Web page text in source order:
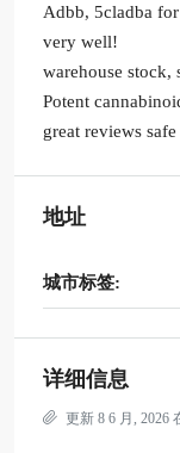
Adbb, 5cladba
very well!
warehouse stock,
Potent
great reviews
地址
城市标签:
详细信息
更新 8 6 月, 2026